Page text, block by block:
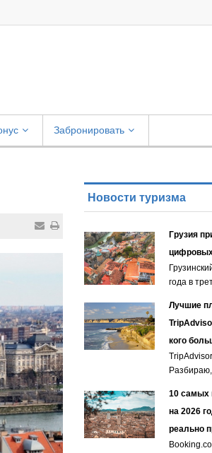
Забронировать
Новости туризма
Грузия
цифровых
года в
Лучшие
кого
10 самых
на 2026
реально